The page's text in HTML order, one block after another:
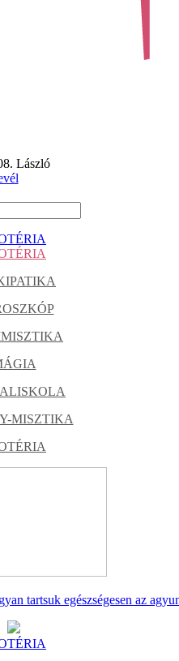
László
MISZTIKA
tartsuk egészségesen az